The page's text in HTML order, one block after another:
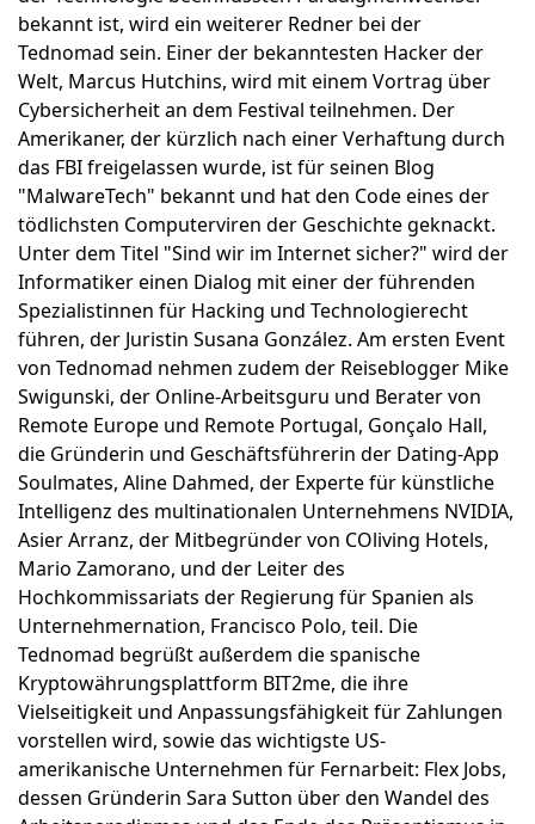
bekannt ist, wird ein weiterer Redner bei der
Tednomad sein. Einer der bekanntesten Hacker der
Welt, Marcus Hutchins, wird mit einem Vortrag über
Cybersicherheit an dem Festival teilnehmen. Der
Amerikaner, der kürzlich nach einer Verhaftung durch
das FBI freigelassen wurde, ist für seinen Blog
"MalwareTech" bekannt und hat den Code eines der
tödlichsten Computerviren der Geschichte geknackt.
Unter dem Titel "Sind wir im Internet sicher?" wird der
Informatiker einen Dialog mit einer der führenden
Spezialistinnen für Hacking und Technologierecht
führen, der Juristin Susana González. Am ersten Event
von Tednomad nehmen zudem der Reiseblogger Mike
Swigunski, der Online-Arbeitsguru und Berater von
Remote Europe und Remote Portugal, Gonçalo Hall,
die Gründerin und Geschäftsführerin der Dating-App
Soulmates, Aline Dahmed, der Experte für künstliche
Intelligenz des multinationalen Unternehmens NVIDIA,
Asier Arranz, der Mitbegründer von COliving Hotels,
Mario Zamorano, und der Leiter des
Hochkommissariats der Regierung für Spanien als
Unternehmernation, Francisco Polo, teil. Die
Tednomad begrüßt außerdem die spanische
Kryptowährungsplattform BIT2me, die ihre
Vielseitigkeit und Anpassungsfähigkeit für Zahlungen
vorstellen wird, sowie das wichtigste US-
amerikanische Unternehmen für Fernarbeit: Flex Jobs,
dessen Gründerin Sara Sutton über den Wandel des